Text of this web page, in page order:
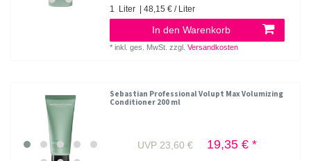
1 Liter | 48,15 € / Liter
In den Warenkorb
*inkl. ges. MwSt. zzgl.Versandkosten
Sebastian Professional Volupt Max Volumizing
Conditioner 200 ml
UVP 23,60 € 19,35 € *